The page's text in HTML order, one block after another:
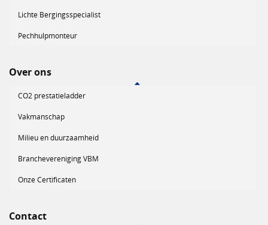
Lichte Bergingsspecialist
Pechhulpmonteur
Over ons
CO2 prestatieladder
Vakmanschap
Milieu en duurzaamheid
Branchevereniging VBM
Onze Certificaten
Contact